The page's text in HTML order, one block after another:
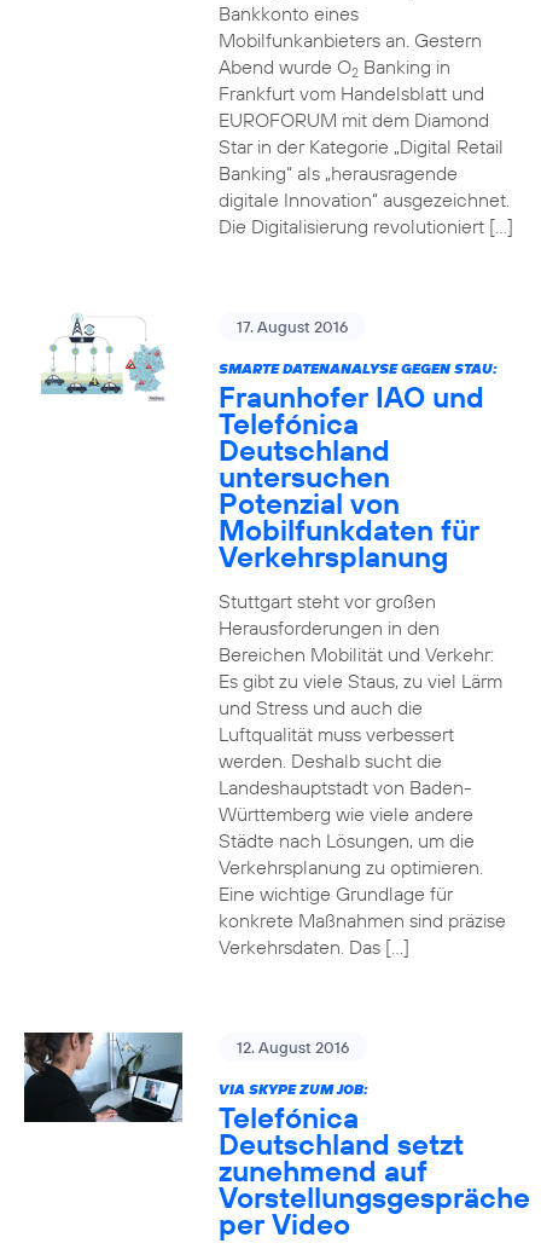
Bankkonto eines
Mobilfunkanbieters an. Gestern
Abend wurde O2Banking in
Frankfurt vom Handelsblatt und
EUROFORUM mit dem Diamond
Star in der Kategorie „Digital Retail
Banking“ als „herausragende
digitale Innovation“ ausgezeichnet.
Die Digitalisierung revolutioniert […]
17. August 2016
SMARTE DATENANALYSE GEGEN STAU:
Fraunhofer IAO und
Telefónica
Deutschland
untersuchen
Potenzial von
Mobilfunkdaten für
Verkehrsplanung
Stuttgart steht vor großen
Herausforderungen in den
Bereichen Mobilität und Verkehr:
Es gibt zu viele Staus, zu viel Lärm
und Stress und auch die
Luftqualität muss verbessert
werden. Deshalb sucht die
Landeshauptstadt von Baden-
Württemberg wie viele andere
Städte nach Lösungen, um die
Verkehrsplanung zu optimieren.
Eine wichtige Grundlage für
konkrete Maßnahmen sind präzise
Verkehrsdaten. Das […]
12. August 2016
VIA SKYPE ZUM JOB:
Telefónica
Deutschland setzt
zunehmend auf
Vorstellungsgespräche
per Video